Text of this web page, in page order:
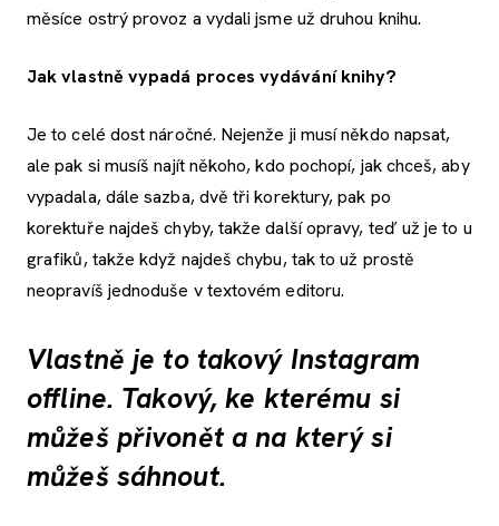
měsíce ostrý provoz a vydali jsme už druhou knihu.
Jak vlastně vypadá proces vydávání knihy?
Je to celé dost náročné. Nejenže ji musí někdo napsat,
ale pak si musíš najít někoho, kdo pochopí, jak chceš, aby
vypadala, dále sazba, dvě tři korektury, pak po
korektuře najdeš chyby, takže další opravy, teď už je to u
grafiků, takže když najdeš chybu, tak to už prostě
neopravíš jednoduše v textovém editoru.
Vlastně je to takový Instagram
offline. Takový, ke kterému si
můžeš přivonět a na který si
můžeš sáhnout.